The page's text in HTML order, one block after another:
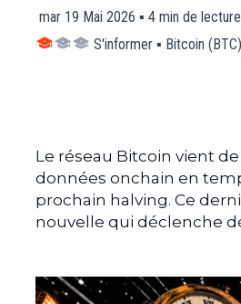
mar 19 Mai 2026 ▪ 4 min de
S'informer ▪ Bitcoin (BTC)
Le réseau Bitcoin vient
données onchain en
prochain halving. Ce
nouvelle qui déclenche